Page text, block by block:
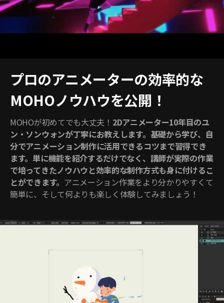
プロのアニメーターの効率的な
MOHOノウハウを公開！
MOHOが初めてでも大丈夫！ 2Dアニメーター10年目のユ
ン・ソンウォンが丁寧にお教えします。基礎から学び、自
分でアニメーション制作に活用できるコツまで習得でき
ます。単に機能を紹介するだけでなく、講師が実際の作業
で培ってきたノウハウと効率的な制作方式も身に付けるこ
とができます。 アニメーション作業をより分かりやすくて
簡単に、そして何よりも楽しく体験してみましょう！